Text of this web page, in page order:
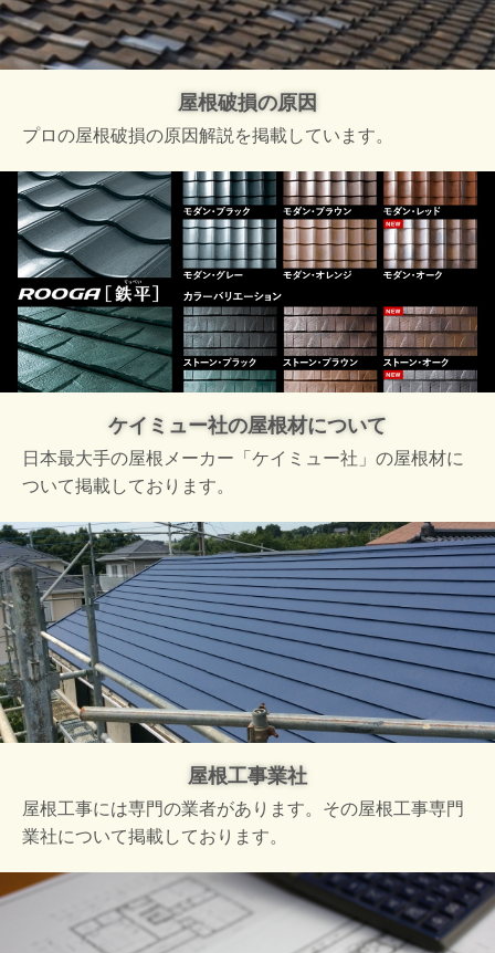
屋根破損の原因
プロの屋根破損の原因解説を掲載しています。
ケイミュー社の屋根材について
日本最大手の屋根メーカー「ケイミュー社」の屋根材に
ついて掲載しております。
屋根工事業社
屋根工事には専門の業者があります。その屋根工事専門
業社について掲載しております。